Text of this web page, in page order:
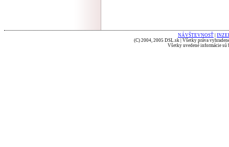
NÁVŠTEVNOSŤ
(C) 2004, 2005 DSL.sk | Všetky práva
Všetky uvedené informácie sú